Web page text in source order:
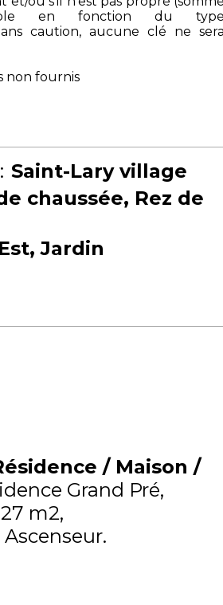
en fonction du
caution, aucune clé ne
non fournis
Saint-Lary village
chaussée Rez de
Est Jardin
/ Maison /
Grand Pré
27 m2
Ascenseur